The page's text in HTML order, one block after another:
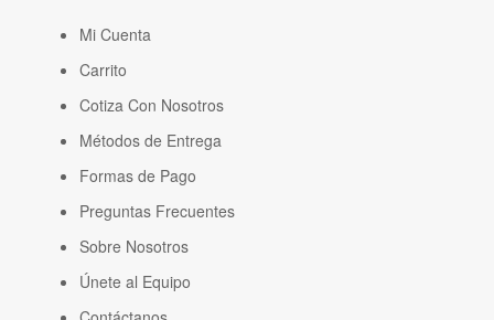
Mi Cuenta
Carrito
Cotiza Con Nosotros
Métodos de Entrega
Formas de Pago
Preguntas Frecuentes
Sobre Nosotros
Únete al Equipo